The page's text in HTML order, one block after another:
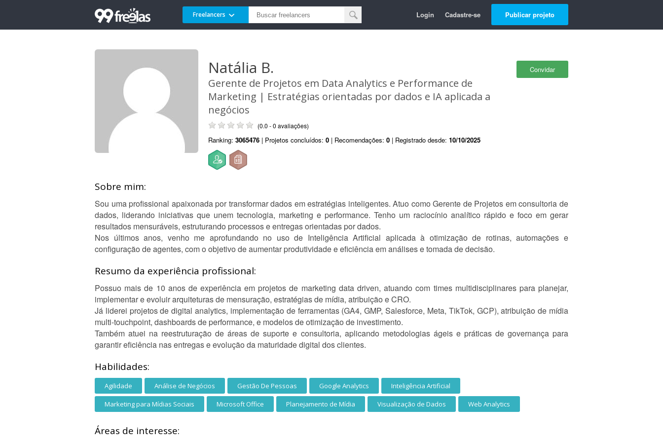
Freelancers Login Cadastre-se Publicar projeto
Convidar
Natália B.
Gerente de Projetos em Data Analytics e Performance de
Marketing | Estratégias orientadas por dados e IA aplicada a
negócios
(0.0 - 0 avaliações)
Ranking: 3065476 | Projetos concluídos: 0 | Recomendações: 0 | Registrado desde: 10/10/2025
Sobre mim:
Sou uma profissional apaixonada por transformar dados em estratégias inteligentes. Atuo como Gerente de Projetos em consultoria de
dados, liderando iniciativas que unem tecnologia, marketing e performance. Tenho um raciocínio analítico rápido e foco em gerar
resultados mensuráveis, estruturando processos e entregas orientadas por dados.
Nos últimos anos, venho me aprofundando no uso de Inteligência Artificial aplicada à otimização de rotinas, automações e
configuração de agentes, com o objetivo de aumentar produtividade e eficiência em análises e tomada de decisão.
Resumo da experiência profissional:
Possuo mais de 10 anos de experiência em projetos de marketing data driven, atuando com times multidisciplinares para planejar,
implementar e evoluir arquiteturas de mensuração, estratégias de mídia, atribuição e CRO.
Já liderei projetos de digital analytics, implementação de ferramentas (GA4, GMP, Salesforce, Meta, TikTok, GCP), atribuição de mídia
multi-touchpoint, dashboards de performance, e modelos de otimização de investimento.
Também atuei na reestruturação de áreas de suporte e consultoria, aplicando metodologias ágeis e práticas de governança para
garantir eficiência nas entregas e evolução da maturidade digital dos clientes.
Habilidades:
Agilidade Análise de Negócios Gestão De Pessoas Google Analytics Inteligência Artificial
Marketing para Mídias Sociais Microsoft Office Planejamento de Mídia Visualização de Dados Web Analytics
Áreas de interesse: